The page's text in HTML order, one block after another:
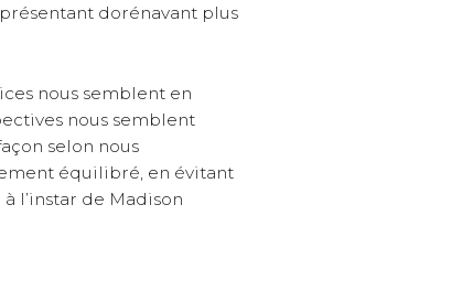
dorénavant plus
nous semblent en
nous semblent
selon nous
équilibré, en évitant
l’instar de Madison